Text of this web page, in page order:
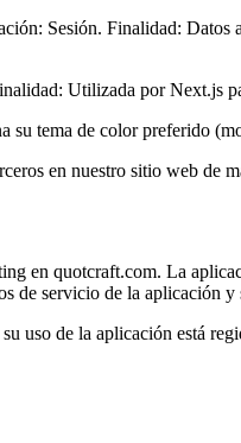
Sesión. Finalidad: Datos
Utilizada por Next.js
tema de color preferido
en nuestro sitio web de
en quotcraft.com. La
de servicio de la aplicación
uso de la aplicación está